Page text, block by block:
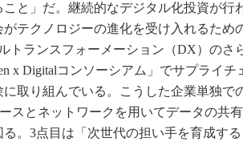
と」だ。継続的なデジタル化投資が行
テクノロジーの進化を受け入れるため
トランスフォーメーション（DX）のさ
x Digitalコンソーシアム」でサプライ
取り組んでいる。こうした企業単独で
スとネットワークを用いてデータの共
。3点目は「次世代の担い手を育成す